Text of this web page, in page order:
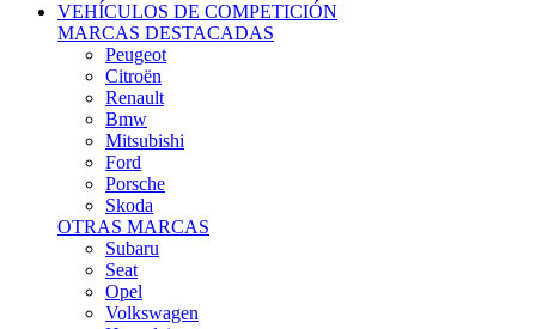
VEHÍCULOS DE COMPETICIÓN
MARCAS DESTACADAS
Peugeot
Citroën
Renault
Bmw
Mitsubishi
Ford
Porsche
Skoda
OTRAS MARCAS
Subaru
Seat
Opel
Volkswagen